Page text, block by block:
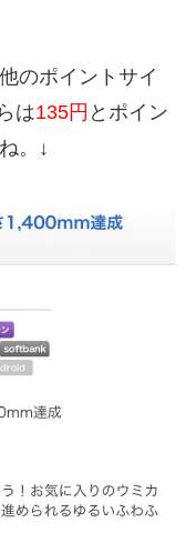
のポイントサイ
は135円 とポイン
。↓